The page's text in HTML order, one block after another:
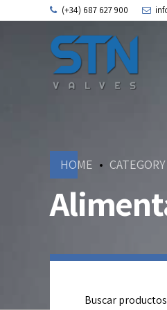
(+34) 687 627 900
HOME CATEGORY